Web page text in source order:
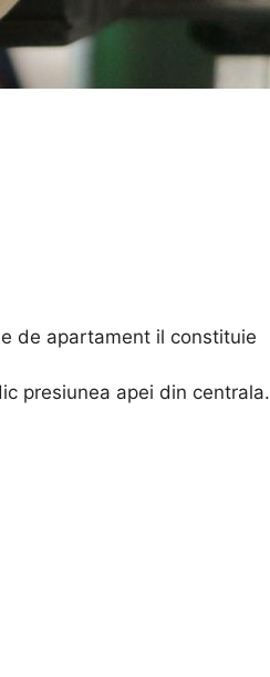
de apartament il constituie
presiunea apei din centrala.